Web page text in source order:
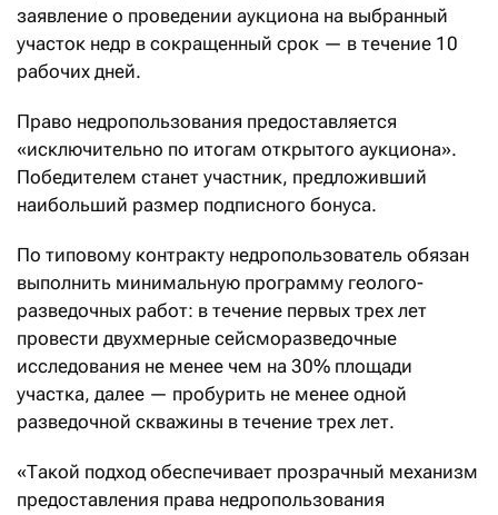
заявление о проведении аукциона на выбранный
участок недр в сокращенный срок — в течение 10
рабочих дней.
Право недропользования предоставляется
«исключительно по итогам открытого аукциона».
Победителем станет участник, предложивший
наибольший размер подписного бонуса.
По типовому контракту недропользователь обязан
выполнить минимальную программу геолого-
разведочных работ: в течение первых трех лет
провести двухмерные сейсморазведочные
исследования не менее чем на 30% площади
участка, далее — пробурить не менее одной
разведочной скважины в течение трех лет.
«Такой подход обеспечивает прозрачный механизм
предоставления права недропользования